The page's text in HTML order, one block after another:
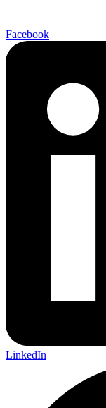
Facebook
LinkedIn